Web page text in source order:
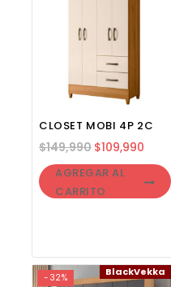
CLOSET MOBI 4P 2C
$149,990 $109,990
AGREGAR AL
CARRITO
-32% BlackVekka